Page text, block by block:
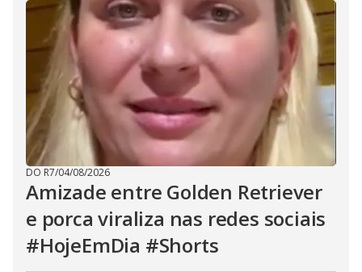
DO R7/04/08/2026
Amizade entre Golden Retriever
e porca viraliza nas redes sociais
#HojeEmDia #Shorts